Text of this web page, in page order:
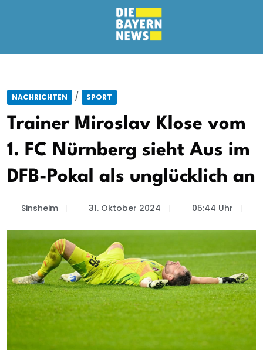
NACHRICHTEN / SPORT
Trainer Miroslav Klose vom
1. FC Nürnberg sieht Aus im
DFB-Pokal als unglücklich an
Sinsheim 31. Oktober 2024 05:44 Uhr